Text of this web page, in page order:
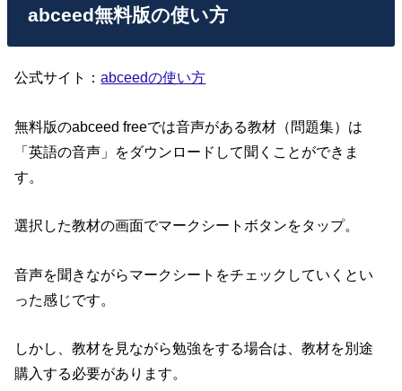
abceed無料版の使い方
公式サイト：abceedの使い方
無料版のabceed freeでは音声がある教材（問題集）は
「英語の音声」をダウンロードして聞くことができま
す。
選択した教材の画面でマークシートボタンをタップ。
音声を聞きながらマークシートをチェックしていくとい
った感じです。
しかし、教材を見ながら勉強をする場合は、教材を別途
購入する必要があります。